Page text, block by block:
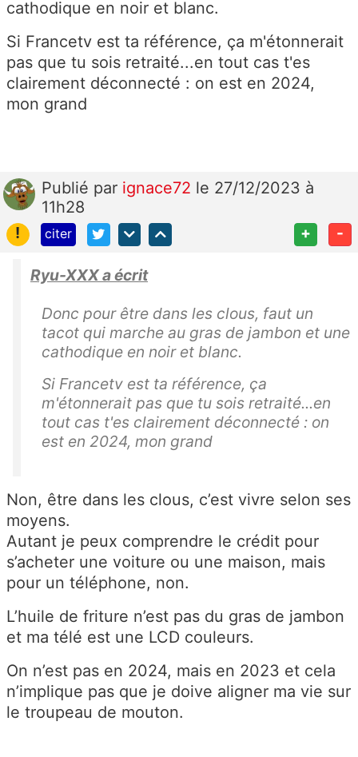
cathodique en noir et blanc.
Si Francetv est ta référence, ça m'étonnerait
pas que tu sois retraité...en tout cas t'es
clairement déconnecté : on est en 2024,
mon grand
Publié par ignace72 le 27/12/2023 à
11h28
!
citer + -
Ryu-XXX a écrit
Donc pour être dans les clous, faut un
tacot qui marche au gras de jambon et une
cathodique en noir et blanc.
Si Francetv est ta référence, ça
m'étonnerait pas que tu sois retraité...en
tout cas t'es clairement déconnecté : on
est en 2024, mon grand
Non, être dans les clous, c’est vivre selon ses
moyens.
Autant je peux comprendre le crédit pour
s’acheter une voiture ou une maison, mais
pour un téléphone, non.
L’huile de friture n’est pas du gras de jambon
et ma télé est une LCD couleurs.
On n’est pas en 2024, mais en 2023 et cela
n’implique pas que je doive aligner ma vie sur
le troupeau de mouton.